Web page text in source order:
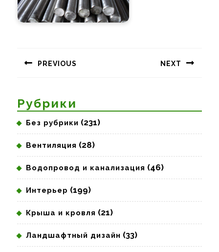
записям
PREVIOUS NEXT
Рубрики
Без рубрики (231)
Вентиляция (28)
Водопровод и канализация (46)
Интерьер (199)
Крыша и кровля (21)
Ландшафтный дизайн (33)